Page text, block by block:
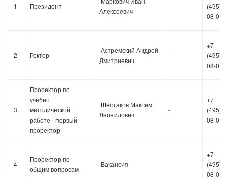
1 Президент
Алексеевич
-
08-01
2 Ректор
Астремский Андрей
Дмитриевич
-
+7
08-01
3
Проректор по
учебно
методической
работе - первый
проректор
Шестаков Максим
Леонидович
-
+7
08-01
4
Проректор по
общим вопросам
Вакансия -
+7
08-01